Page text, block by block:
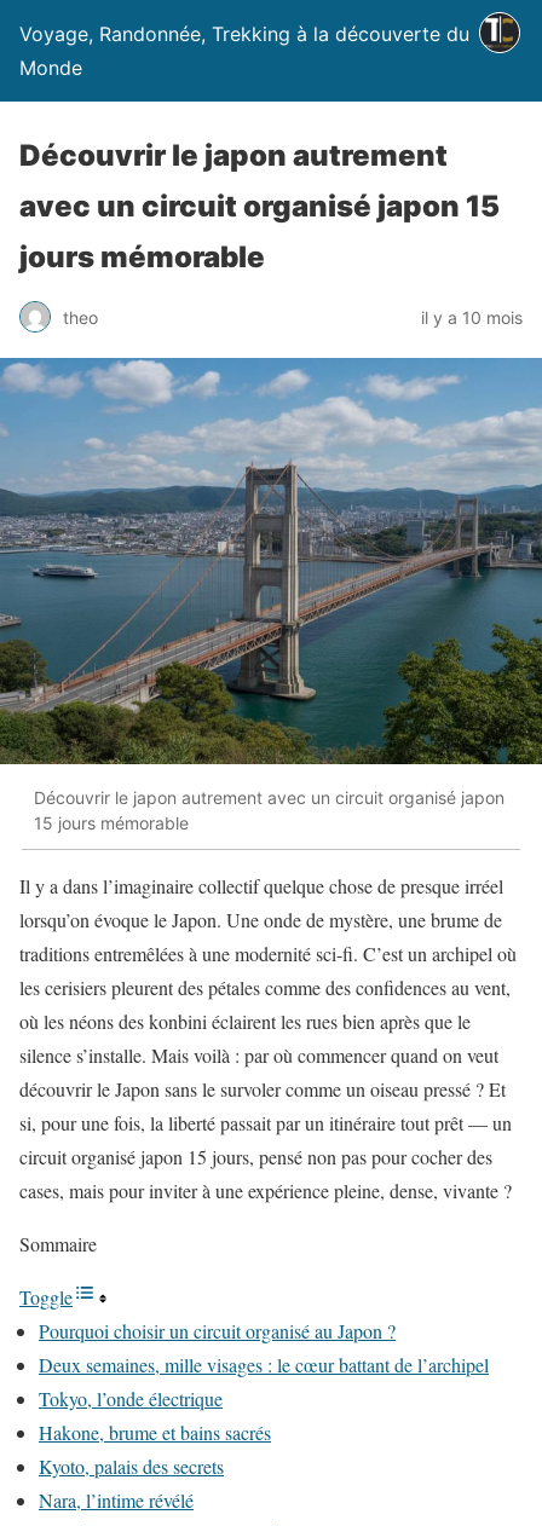
Voyage, Randonnée, Trekking à la découverte du
Monde
Découvrir le japon autrement
avec un circuit organisé japon 15
jours mémorable
theo il y a 10 mois
Découvrir le japon autrement avec un circuit organisé japon
15 jours mémorable
Il y a dans l’imaginaire collectif quelque chose de presque irréel
lorsqu’on évoque le Japon. Une onde de mystère, une brume de
traditions entremêlées à une modernité sci-fi. C’est un archipel où
les cerisiers pleurent des pétales comme des confidences au vent,
où les néons des konbini éclairent les rues bien après que le
silence s’installe. Mais voilà : par où commencer quand on veut
découvrir le Japon sans le survoler comme un oiseau pressé ? Et
si, pour une fois, la liberté passait par un itinéraire tout prêt — un
circuit organisé japon 15 jours, pensé non pas pour cocher des
cases, mais pour inviter à une expérience pleine, dense, vivante ?
Sommaire
Toggle
Pourquoi choisir un circuit organisé au Japon ?
Deux semaines, mille visages : le cœur battant de l’archipel
Tokyo, l’onde électrique
Hakone, brume et bains sacrés
Kyoto, palais des secrets
Nara, l’intime révélé